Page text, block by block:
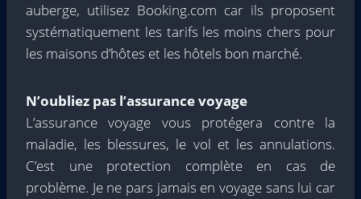
auberge, utilisez Booking.com car ils proposent
systématiquement les tarifs les moins chers pour
les maisons d’hôtes et les hôtels bon marché.
N’oubliez pas l’assurance voyage
L’assurance voyage vous protégera contre la
maladie, les blessures, le vol et les annulations.
C’est une protection complète en cas de
problème. Je ne pars jamais en voyage sans lui car